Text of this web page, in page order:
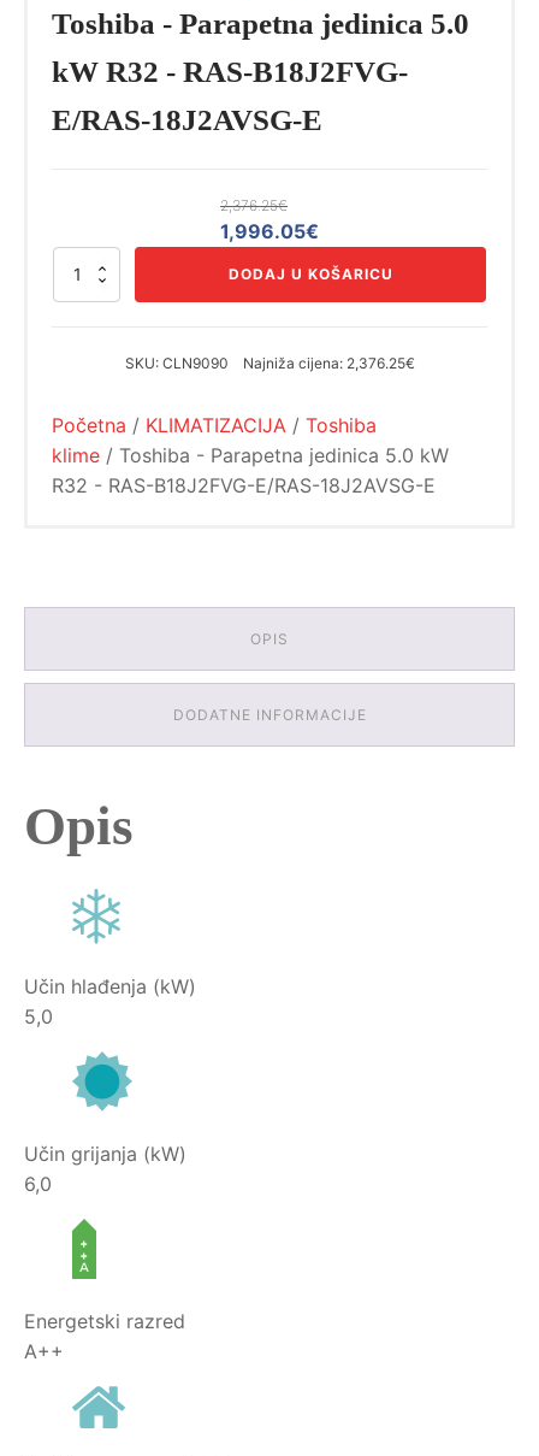
Toshiba - Parapetna jedinica 5.0
kW R32 - RAS-B18J2FVG-
E/RAS-18J2AVSG-E
2,376.25€
Izvorna
1,996.05€
cijena
Toshiba
-
RAS-
E/RAS-
DODAJ U KOŠARICU
SKU: CLN9090 Najniža cijena: 2,376.25€
Početna / KLIMATIZACIJA / Toshiba
klime / Toshiba - Parapetna jedinica 5.0 kW
R32 - RAS-B18J2FVG-E/RAS-18J2AVSG-E
OPIS
DODATNE INFORMACIJE
Opis
Učin hlađenja (kW)
5,0
Učin grijanja (kW)
6,0
Energetski razred
A++